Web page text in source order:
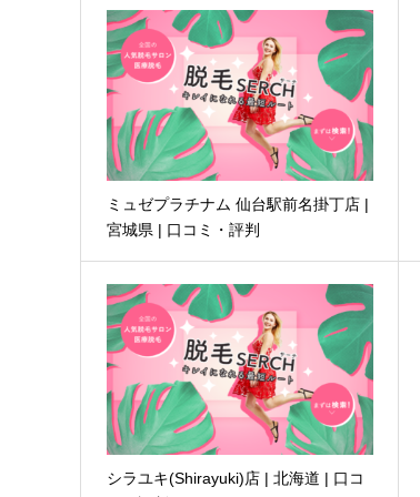
ミュゼプラチナム 仙台駅前名掛丁店 |
宮城県 | 口コミ・評判
シラユキ(Shirayuki)店 | 北海道 | 口コ